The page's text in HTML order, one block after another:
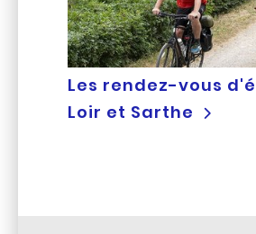
Les rendez-vous
Loir et Sarthe